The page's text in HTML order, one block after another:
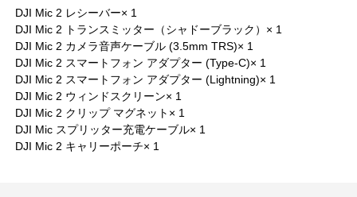
DJI Mic 2 レシーバー× 1
DJI Mic 2 トランスミッター（シャドーブラック）× 1
DJI Mic 2 カメラ音声ケーブル (3.5mm TRS)× 1
DJI Mic 2 スマートフォン アダプター (Type-C)× 1
DJI Mic 2 スマートフォン アダプター (Lightning)× 1
DJI Mic 2 ウィンドスクリーン× 1
DJI Mic 2 クリップ マグネット× 1
DJI Mic スプリッター充電ケーブル× 1
DJI Mic 2 キャリーポーチ× 1